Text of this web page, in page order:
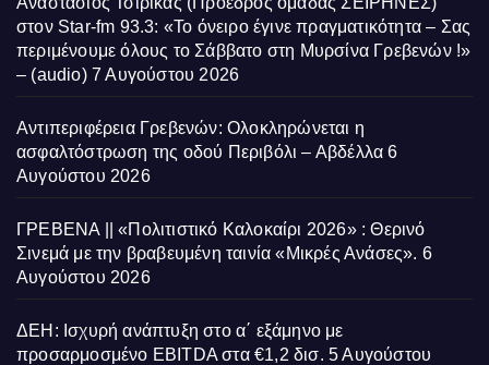
στον Star-fm 93.3: «Το όνειρο έγινε πραγματικότητα – Σας
περιμένουμε όλους το Σάββατο στη Μυρσίνα Γρεβενών !»
– (audio) 7 Αυγούστου 2026
Αντιπεριφέρεια Γρεβενών: Ολοκληρώνεται η
ασφαλτόστρωση της οδού Περιβόλι – Αβδέλλα 6
Αυγούστου 2026
ΓΡΕΒΕΝΑ || «Πολιτιστικό Καλοκαίρι 2026» : Θερινό
Σινεμά με την βραβευμένη ταινία «Μικρές Ανάσες». 6
Αυγούστου 2026
ΔΕΗ: Ισχυρή ανάπτυξη στο α΄ εξάμηνο με
προσαρμοσμένο EBITDA στα €1,2 δισ. 5 Αυγούστου